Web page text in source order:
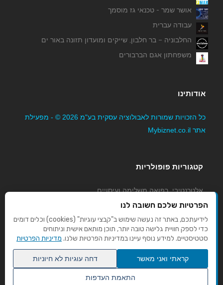
אושר שמר - טכנאי גז מוסמך
עבודה עברית
החלבוניה – בר חלבון, שייקים ומועדון תזונה באור ים
משפחתון אגם הברבורים
אודותינו
כל הזכויות שמורות לאבולוציה עסקית בע"מ 2026 © - מפעילת
אתר Mybiznet.co.il
קטגוריות פופולריות
אלטרנטיבי, רפואה משלימה ועיסויים
גני ילדים, משפחתונים וצהרונים
קוסמטיקה טיפוח ויופי
מורים לנהיגה
הפרטיות שלכם חשובה לנו
לידיעתכם, באתר זה נעשה שימוש ב"קבצי עוגיות" (cookies) וכלים דומים
כדי לספק חוויית גלישה טובה יותר, תוכן מותאם אישית וניתוחים
סטטיסטיים. למידע נוסף עיינו במדיניות הפרטיות שלנו. מדיניות הפרטיות
קראתי ואני מאשר דחה עוגיות לא חיוניות
התאמת העדפות